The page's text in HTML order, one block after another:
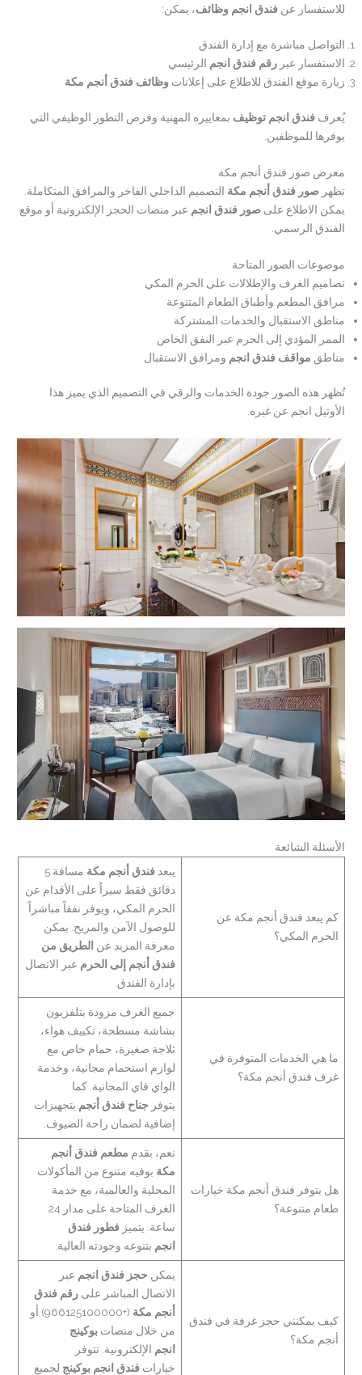
للاستفسار عنفندق انجم وظائف، يمكن:
التواصل مباشرة مع إدارة الفندق
الاستفسار عبررقم فندق انجم الرئيسي
زيارة موقع الفندق للاطلاع على إعلاناتوظائف فندق أنجم مكة
يُعرففندق انجم توظيف بمعاييره المهنية وفرص التطور الوظيفي التي
يوفرها للموظفين.
معرض صور فندق أنجم مكة
تظهرصور فندق أنجم مكة التصميم الداخلي الفاخر والمرافق المتكاملة.
يمكن الاطلاع علىصور فندق انجم عبر منصات الحجز الإلكترونية أو موقع
الفندق الرسمي.
موضوعات الصور المتاحة
تصاميم الغرف والإطلالات على الحرم المكي
مرافق المطعم وأطباق الطعام المتنوعة
مناطق الاستقبال والخدمات المشتركة
الممر المؤدي إلى الحرم عبر النفق الخاص
مناطق مواقف فندق انجم ومرافق الاستقبال
تُظهر هذه الصور جودة الخدمات والرقي في التصميم الذي يميز هذا
الأوتيل انجم عن غيره.
الأسئلة الشائعة
كم يبعد فندق أنجم مكة عن
الحرم المكي؟
يبعد فندق أنجم مكة
مسافة 5
دقائق فقط سيراً على الأقدام عن
الحرم المكي، ويوفر نفقاً مباشراً
للوصول الآمن والمريح. يمكن
معرفة المزيد عن الطريق من
فندق أنجم إلى الحرم عبر الاتصال
بإدارة الفندق.
ما هي الخدمات المتوفرة في
غرف فندق أنجم مكة؟
جميع الغرف مزودة بتلفزيون
بشاشة مسطحة، تكييف هواء،
ثلاجة صغيرة، حمام خاص مع
لوازم استحمام مجانية، وخدمة
الواي فاي المجانية. كما
يتوفر جناح فندق أنجم بتجهيزات
إضافية لضمان راحة الضيوف.
هل يتوفر فندق أنجم مكة خيارات
طعام متنوعة؟
نعم، يقدم مطعم فندق أنجم
مكة بوفيه متنوع من المأكولات
المحلية والعالمية، مع خدمة
الغرف المتاحة على مدار 24
ساعة. يتميز فطور فندق
انجم بتنوعه وجودته العالية.
كيف يمكنني حجز غرفة في فندق
أنجم مكة؟
يمكن حجز فندق انجم عبر
الاتصال المباشر على رقم فندق
أنجم مكة
(+966125100000) أو
من خلال منصات بوكينج
انجم الإلكترونية. تتوفر
خيارات فندق انجم بوكينج لجميع